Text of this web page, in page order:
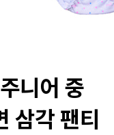
니어 중
삼각 팬티